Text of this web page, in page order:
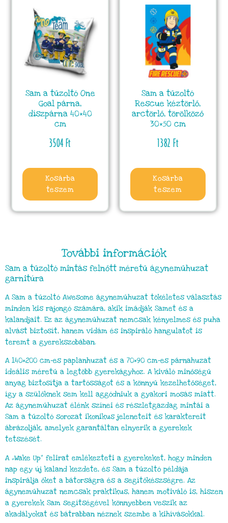
Sam a tűzoltó One
Goal párna,
díszpárna 40×40
cm
3504Ft
Kosárba
teszem
Sam a tűzoltó
Rescue kéztörlő,
arctörlő, törölköző
30×50 cm
1382 Ft
Kosárba
teszem
További információk
Sam a tűzoltó mintás felnőtt méretű ágyneműhuzat
garnitúra
A Sam a tűzoltó Awesome ágyneműhuzat tökéletes választás
minden kis rajongó számára, akik imádják Samet és a
kalandjait. Ez az ágyneműhuzat nemcsak kényelmes és puha
alvást biztosít, hanem vidám és inspiráló hangulatot is
teremt a gyerekszobában.
A 140×200 cm-es paplanhuzat és a 70×90 cm-es párnahuzat
ideális méretű a legtöbb gyerekágyhoz. A kiváló minőségű
anyag biztosítja a tartósságot és a könnyű kezelhetőséget,
így a szülőknek sem kell aggódniuk a gyakori mosás miatt.
Az ágyneműhuzat élénk színei és részletgazdag mintái a
Sam a tűzoltó sorozat ikonikus jeleneteit és karaktereit
ábrázolják, amelyek garantáltan elnyerik a gyerekek
tetszését.
A „Wake Up” felirat emlékezteti a gyerekeket, hogy minden
nap egy új kaland kezdete, és Sam a tűzoltó példája
inspirálja őket a bátorságra és a segítőkészségre. Az
ágyneműhuzat nemcsak praktikus, hanem motiváló is, hiszen
a gyerekek Sam segítségével könnyebben veszik az
akadályokat és bátrabban néznek szembe a kihívásokkal.